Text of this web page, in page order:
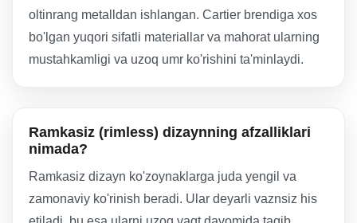
oltinrang metalldan ishlangan. Cartier brendiga xos
bo'lgan yuqori sifatli materiallar va mahorat ularning
mustahkamligi va uzoq umr ko'rishini ta'minlaydi.
Ramkasiz (rimless) dizaynning afzalliklari
nimada?
Ramkasiz dizayn ko'zoynaklarga juda yengil va
zamonaviy ko'rinish beradi. Ular deyarli vaznsiz his